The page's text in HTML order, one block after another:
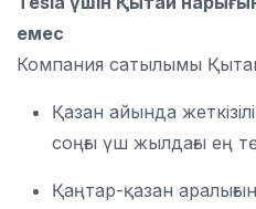
емес
Компания сатылымы
Қазан айында
соңғы үш жылдағы ең
Қаңтар-қазан